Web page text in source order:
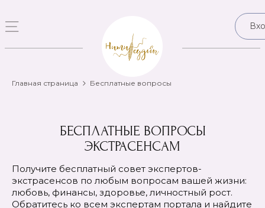
Главная страница Бесплатные вопросы
БЕСПЛАТНЫЕ ВОПРОСЫ
ЭКСТРАСЕНСАМ
Получите бесплатный совет экспертов-
экстрасенсов по любым вопросам вашей жизни:
любовь, финансы, здоровье, личностный рост.
Обратитесь ко всем экспертам портала и найдите